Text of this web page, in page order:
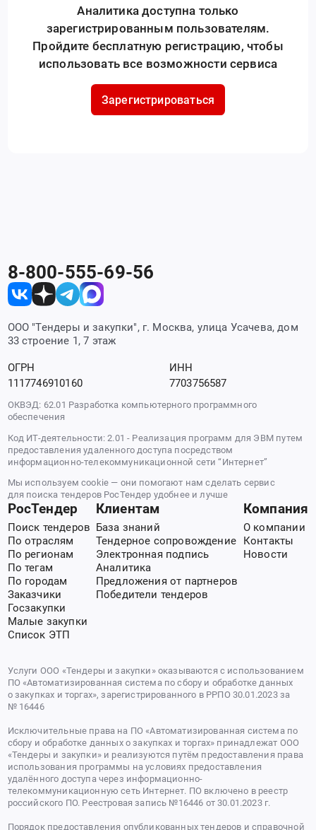
Аналитика доступна только
зарегистрированным пользователям.
Пройдите бесплатную регистрацию, чтобы
использовать все возможности сервиса
Зарегистрироваться
8-800-555-69-56
ООО "Тендеры и закупки", г. Москва, улица Усачева, дом
33 строение 1, 7 этаж
ОГРН
1117746910160
ИНН
7703756587
ОКВЭД: 62.01 Разработка компьютерного программного
обеспечения
Код ИТ-деятельности: 2.01 - Реализация программ для ЭВМ путем
предоставления удаленного доступа посредством
информационно-телекоммуникационной сети “Интернет”
Мы используем cookie — они помогают нам сделать сервис
для поиска тендеров РосТендер удобнее и лучше
РосТендер
Поиск тендеров
По отраслям
По регионам
По тегам
По городам
Заказчики
Госзакупки
Малые закупки
Список ЭТП
Клиентам
База знаний
Тендерное сопровождение
Электронная подпись
Аналитика
Предложения от партнеров
Победители тендеров
Компания
О компании
Контакты
Новости
Услуги ООО «Тендеры и закупки» оказываются с использованием
ПО «Автоматизированная система по сбору и обработке данных
о закупках и торгах», зарегистрированного в РРПО 30.01.2023 за
№ 16446
Исключительные права на ПО «Автоматизированная система по
сбору и обработке данных о закупках и торгах» принадлежат ООО
«Тендеры и закупки» и реализуются путём предоставления права
использования программы на условиях предоставления
удалённого доступа через информационно-
телекоммуникационную сеть Интернет. ПО включено в реестр
российского ПО. Реестровая запись №16446 от 30.01.2023 г.
Порядок предоставления опубликованных тендеров и справочной